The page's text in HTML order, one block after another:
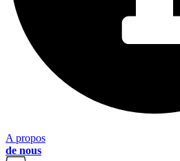
A propos
de nous